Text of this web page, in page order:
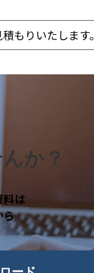
もりいたします。
か？
料は
ら